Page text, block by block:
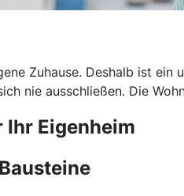
Zuhause. Deshalb ist
nie ausschließen. Die
Eigenheim